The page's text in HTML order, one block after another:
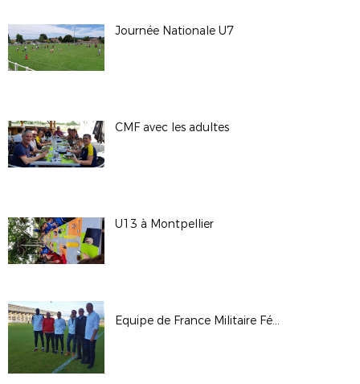
Journée Nationale U7
CMF avec les adultes
U13 à Montpellier
Equipe de France Militaire Féminine